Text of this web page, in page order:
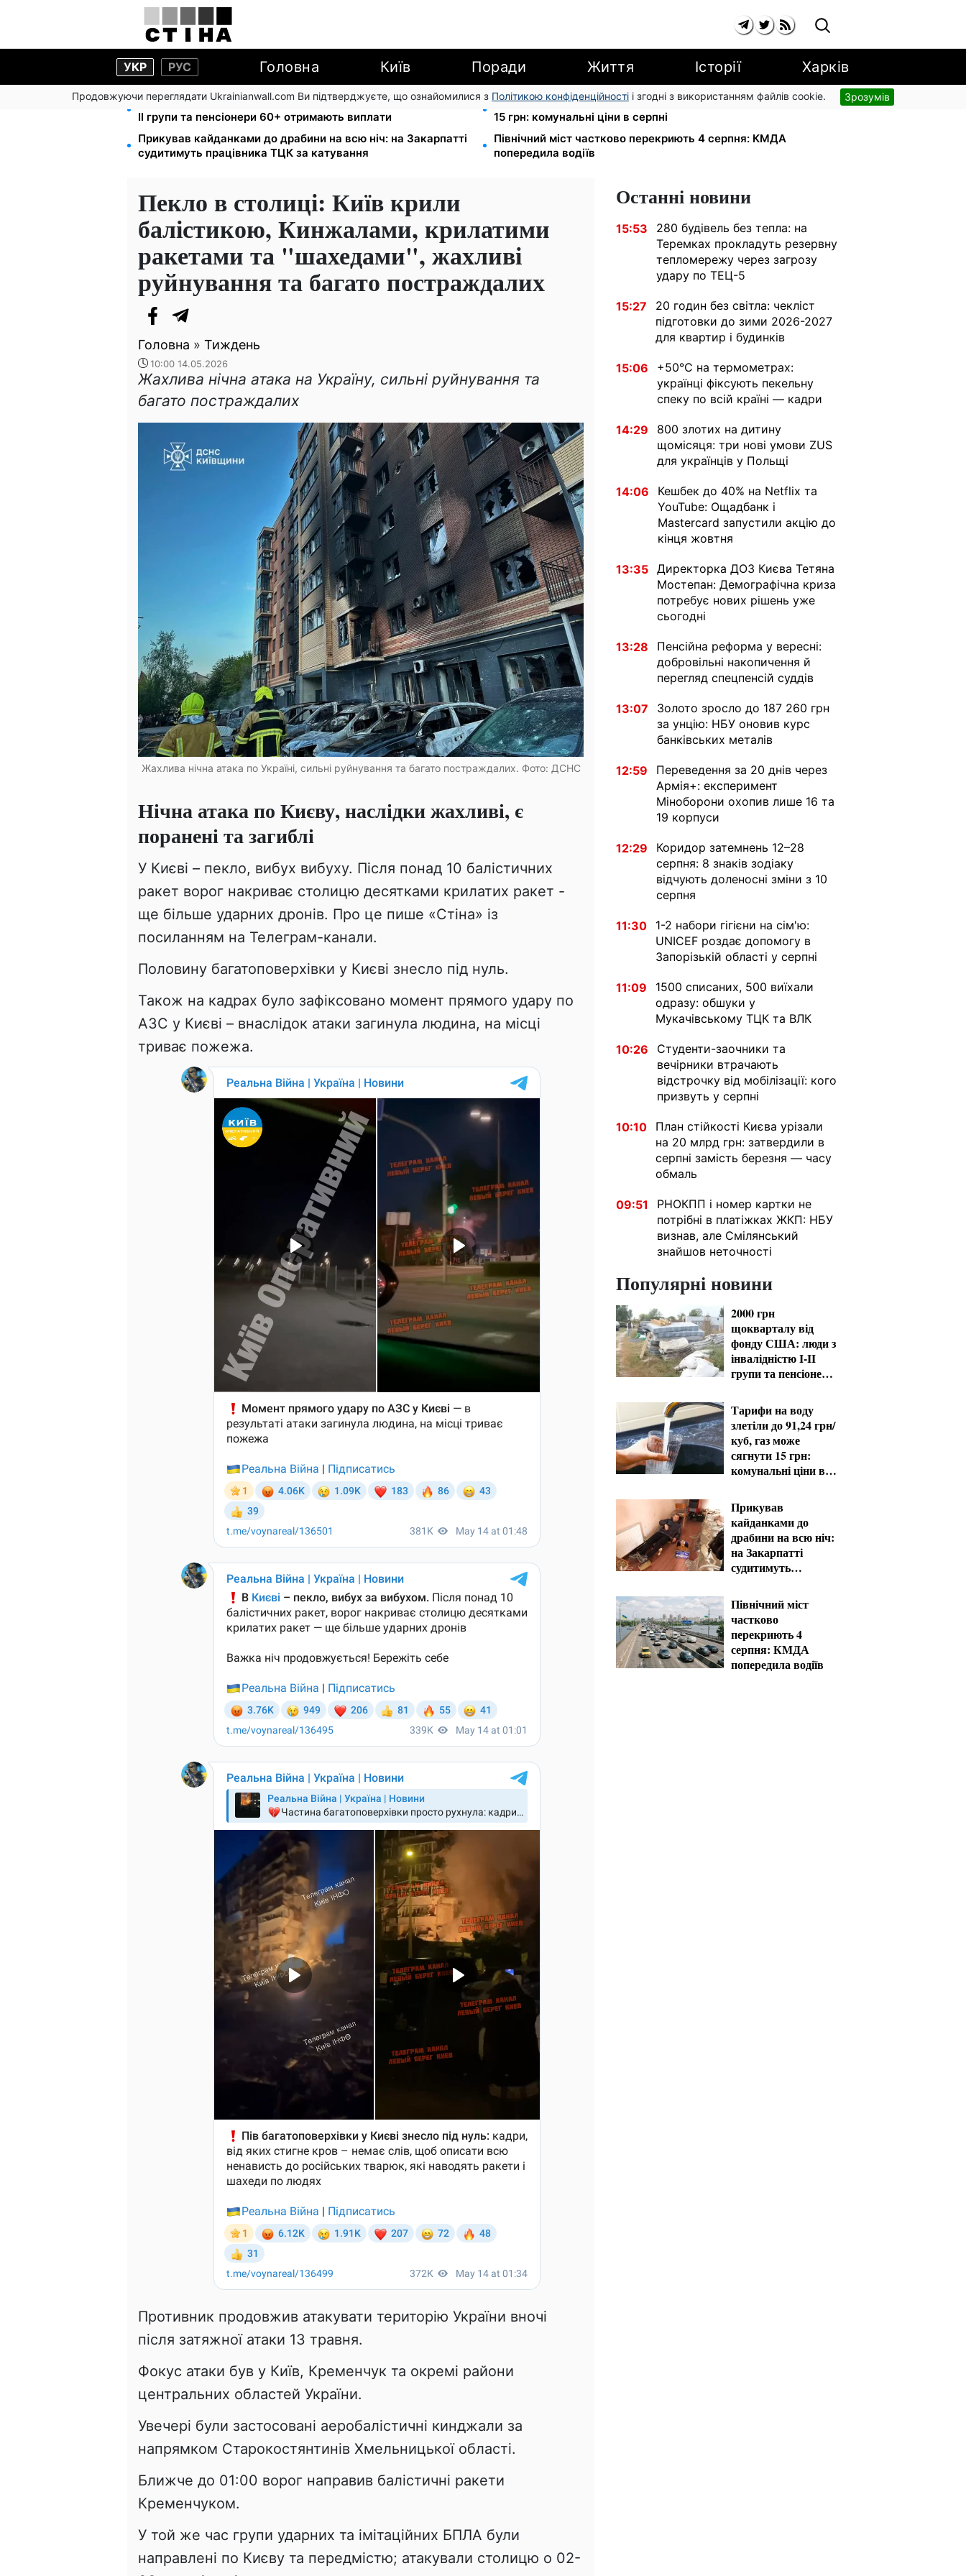
УКР РУС Головна Київ Поради Життя Історії Харків
Продовжуючи переглядати Ukrainianwall.com Ви підтверджуєте, що ознайомилися з Політикою конфіденційності і згодні з використанням файлів cookie. Зрозумів
2000 грн щокварталу від фонду США: люди з інвалідністю I-
II групи та пенсіонери 60+ отримають виплати
Тарифи на воду злетіли до 91,24 грн/куб, газ може сягнути
15 грн: комунальні ціни в серпні
Прикував кайданками до драбини на всю ніч: на Закарпатті
судитимуть працівника ТЦК за катування
Північний міст частково перекриють 4 серпня: КМДА
попередила водіїв
Пекло в столиці: Київ крили
балістикою, Кинжалами, крилатими
ракетами та "шахедами", жахливі
руйнування та багато постраждалих
Головна » Тиждень
10:00 14.05.2026
Жахлива нічна атака на Україну, сильні руйнування та
багато постраждалих
Жахлива нічна атака по Україні, сильні руйнування та багато постраждалих. Фото: ДСНС
Нічна атака по Києву, наслідки жахливі, є
поранені та загиблі
У Києві – пекло, вибух вибуху. Після понад 10 балістичних
ракет ворог накриває столицю десятками крилатих ракет -
ще більше ударних дронів. Про це пише «Стіна» із
посиланням на Телеграм-канали.
Половину багатоповерхівки у Києві знесло під нуль.
Також на кадрах було зафіксовано момент прямого удару по
АЗС у Києві – внаслідок атаки загинула людина, на місці
триває пожежа.
Противник продовжив атакувати територію України вночі
після затяжної атаки 13 травня.
Фокус атаки був у Київ, Кременчук та окремі райони
центральних областей України.
Увечері були застосовані аеробалістичні кинджали за
напрямком Старокостянтинів Хмельницької області.
Ближче до 01:00 ворог направив балістичні ракети
Кременчуком.
У той же час групи ударних та імітаційних БПЛА були
направлені по Києву та передмістю; атакували столицю о 02-
Останні новини
15:53
280 будівель без тепла: на
Теремках прокладуть резервну
тепломережу через загрозу
удару по ТЕЦ-5
15:27
20 годин без світла: чекліст
підготовки до зими 2026-2027
для квартир і будинків
15:06
+50°C на термометрах:
українці фіксують пекельну
спеку по всій країні — кадри
14:29
800 злотих на дитину
щомісяця: три нові умови ZUS
для українців у Польщі
14:06
Кешбек до 40% на Netflix та
YouTube: Ощадбанк і
Mastercard запустили акцію до
кінця жовтня
13:35 Директорка ДОЗ Києва Тетяна
Мостепан: Демографічна криза
потребує нових рішень уже
сьогодні
13:28
Пенсійна реформа у вересні:
добровільні накопичення й
перегляд спецпенсій суддів
13:07
Золото зросло до 187 260 грн
за унцію: НБУ оновив курс
банківських металів
12:59
Переведення за 20 днів через
Армія+: експеримент
Міноборони охопив лише 16 та
19 корпуси
12:29
Коридор затемнень 12–28
серпня: 8 знаків зодіаку
відчують доленосні зміни з 10
серпня
11:30
1-2 набори гігієни на сім'ю:
UNICEF роздає допомогу в
Запорізькій області у серпні
11:09
1500 списаних, 500 виїхали
одразу: обшуки у
Мукачівському ТЦК та ВЛК
10:26
Студенти-заочники та
вечірники втрачають
відстрочку від мобілізації: кого
призвуть у серпні
10:10
План стійкості Києва урізали
на 20 млрд грн: затвердили в
серпні замість березня — часу
обмаль
09:51
РНОКПП і номер картки не
потрібні в платіжках ЖКП: НБУ
визнав, але Смілянський
знайшов неточності
Популярні новини
2000 грн
щокварталу від
фонду США: люди з
інвалідністю I-II
групи та пенсіонери
виплати
Тарифи на воду
злетіли до 91,24 грн/
куб, газ може
сягнути 15 грн:
комунальні ціни в
Прикував
кайданками до
драбини на всю ніч:
на Закарпатті
судитимуть
катування
Північний міст
частково
перекриють 4
серпня: КМДА
попередила водіїв